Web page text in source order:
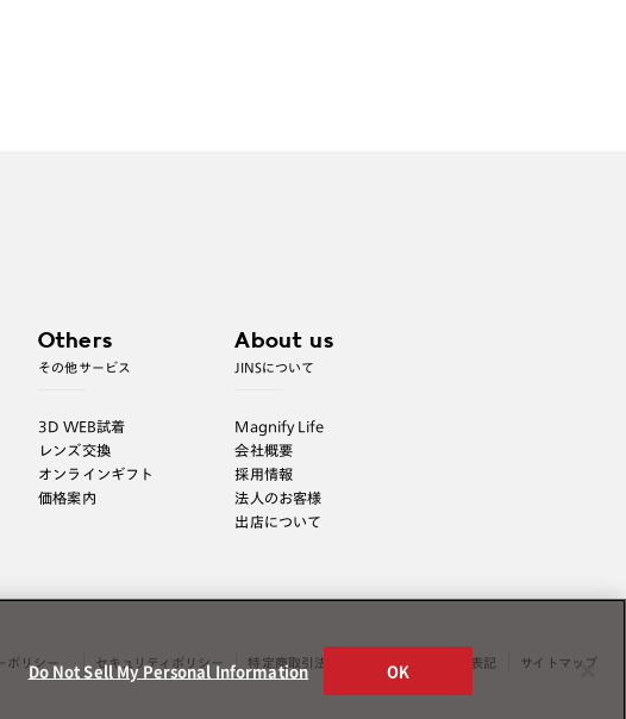
Others
その他サービス
3D WEB試着
レンズ交換
オンラインギフト
価格案内
About us
JINSについて
Magnify Life
会社概要
採用情報
法人のお客様
出店について
ポリシー セキュリティポリシー 特定商取引法表示 薬機法に関する表記 サイトマップ
Do Not Sell My Personal Information OK